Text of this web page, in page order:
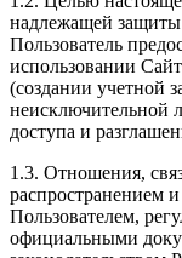
надлежащей
Пользователь
использовании
(создании учетной
неисключительной
доступа и
1.3. Отношения,
распространением
Пользователем,
официальными